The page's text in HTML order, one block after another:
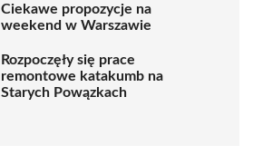
Ciekawe propozycje na
weekend w Warszawie
Rozpoczęły się prace
remontowe katakumb na
Starych Powązkach